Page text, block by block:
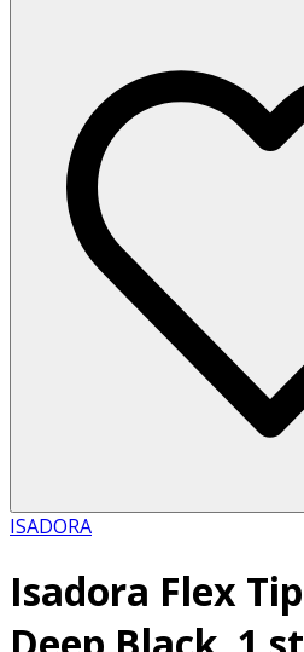
ISADORA
Isadora Flex